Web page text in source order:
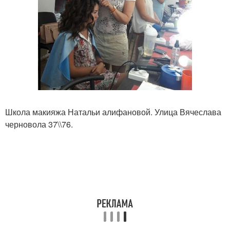
Школа макияжа Натальи алифановой. Улица Вячеслава
черновола 37\\76.